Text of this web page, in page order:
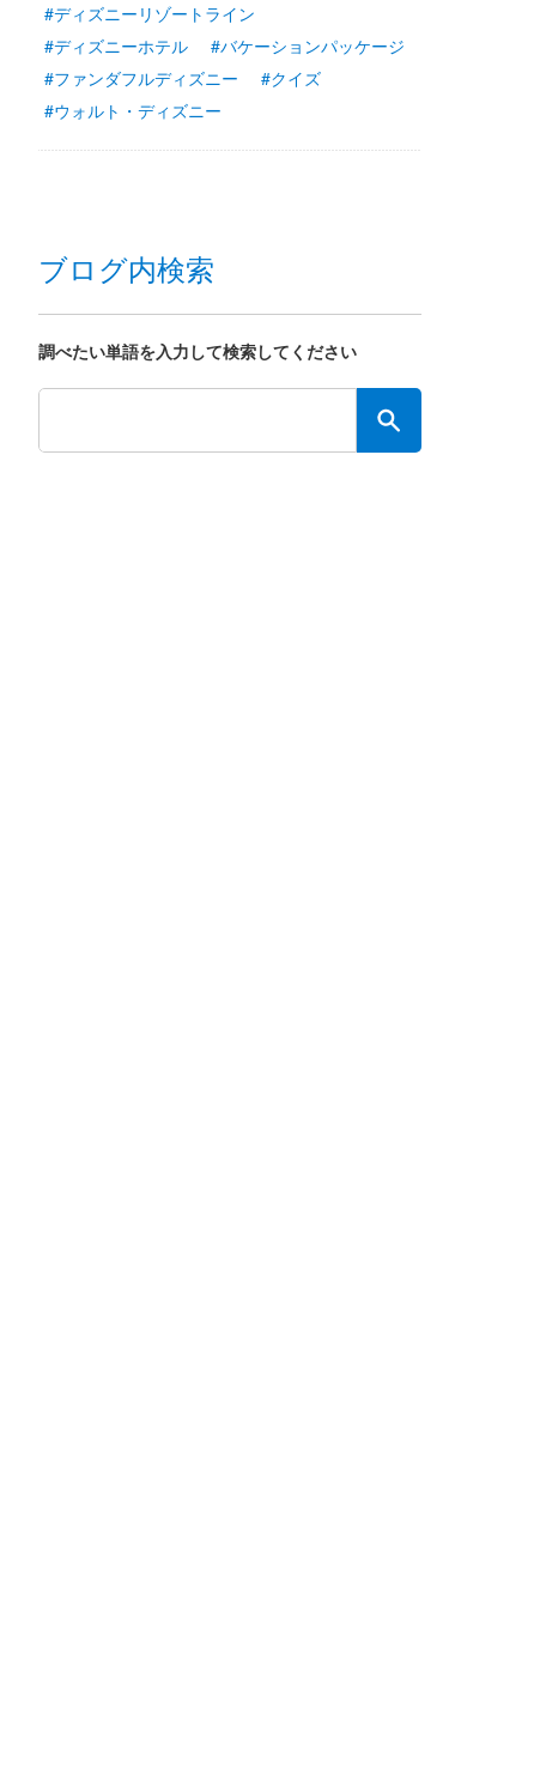
#ディズニーリゾートライン
#ディズニーホテル
#バケーションパッケージ
#ファンダフルディズニー
#クイズ
#ウォルト・ディズニー
ブログ内検索
調べたい単語を入力して検索してください